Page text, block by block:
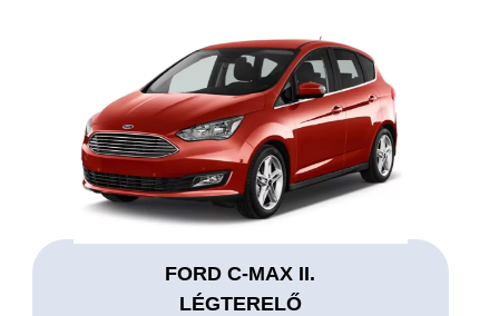
FORD C-MAX II.
LÉGTERELŐ